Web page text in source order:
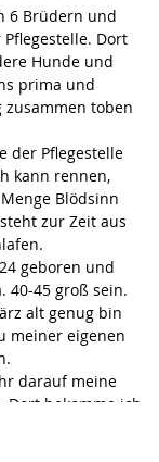
6 Brüdern und
Dort
Hunde und
prima und
zusammen toben
der Pflegestelle
kann rennen,
Blödsinn
zur Zeit aus
geboren und
40-45 groß sein.
alt genug bin
meiner eigenen
darauf meine
Dort bekomme ich